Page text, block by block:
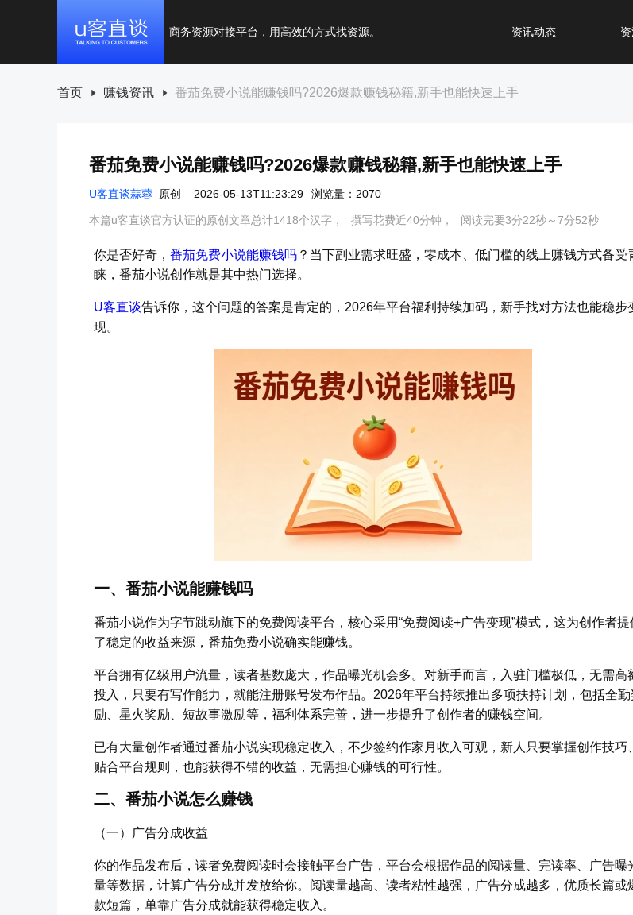
商务资源对接平台，用高效的方式找资源。 资讯动态
首页 赚钱资讯 番茄免费小说能赚钱吗?2026爆款赚钱秘籍,新手也能快速上手
番茄免费小说能赚钱吗?2026爆款赚钱秘籍,新手也能快速上手
U客直谈蒜蓉 原创 2026-05-13T11:23:29 浏览量：2070
本篇u客直谈官方认证的原创文章总计1418个汉字， 撰写花费近40分钟， 阅读完要3分22秒～7分52秒
你是否好奇， 番茄免费小说能赚钱吗 ？当下副业需求旺盛，零成本、低门槛的线上赚钱方式备受
睐，番茄小说创作就是其中热门选择。
U客直谈告诉你，这个问题的答案是肯定的，2026年平台福利持续加码，新手找对方法也能稳步
现。
一、番茄小说能赚钱吗
番茄小说作为字节跳动旗下的免费阅读平台，核心采用“免费阅读+广告变现”模式，这为创作者提
了稳定的收益来源，番茄免费小说确实能赚钱。
平台拥有亿级用户流量，读者基数庞大，作品曝光机会多。对新手而言，入驻门槛极低，无需高
投入，只要有写作能力，就能注册账号发布作品。2026年平台持续推出多项扶持计划，包括全勤
励、星火奖励、短故事激励等，福利体系完善，进一步提升了创作者的赚钱空间。
已有大量创作者通过番茄小说实现稳定收入，不少签约作家月收入可观，新人只要掌握创作技巧、
贴合平台规则，也能获得不错的收益，无需担心赚钱的可行性。
二、番茄小说怎么赚钱
（一）广告分成收益
你的作品发布后，读者免费阅读时会接触平台广告，平台会根据作品的阅读量、完读率、广告曝
量等数据，计算广告分成并发放给你。阅读量越高、读者粘性越强，广告分成越多，优质长篇或
款短篇，单靠广告分成就能获得稳定收入。